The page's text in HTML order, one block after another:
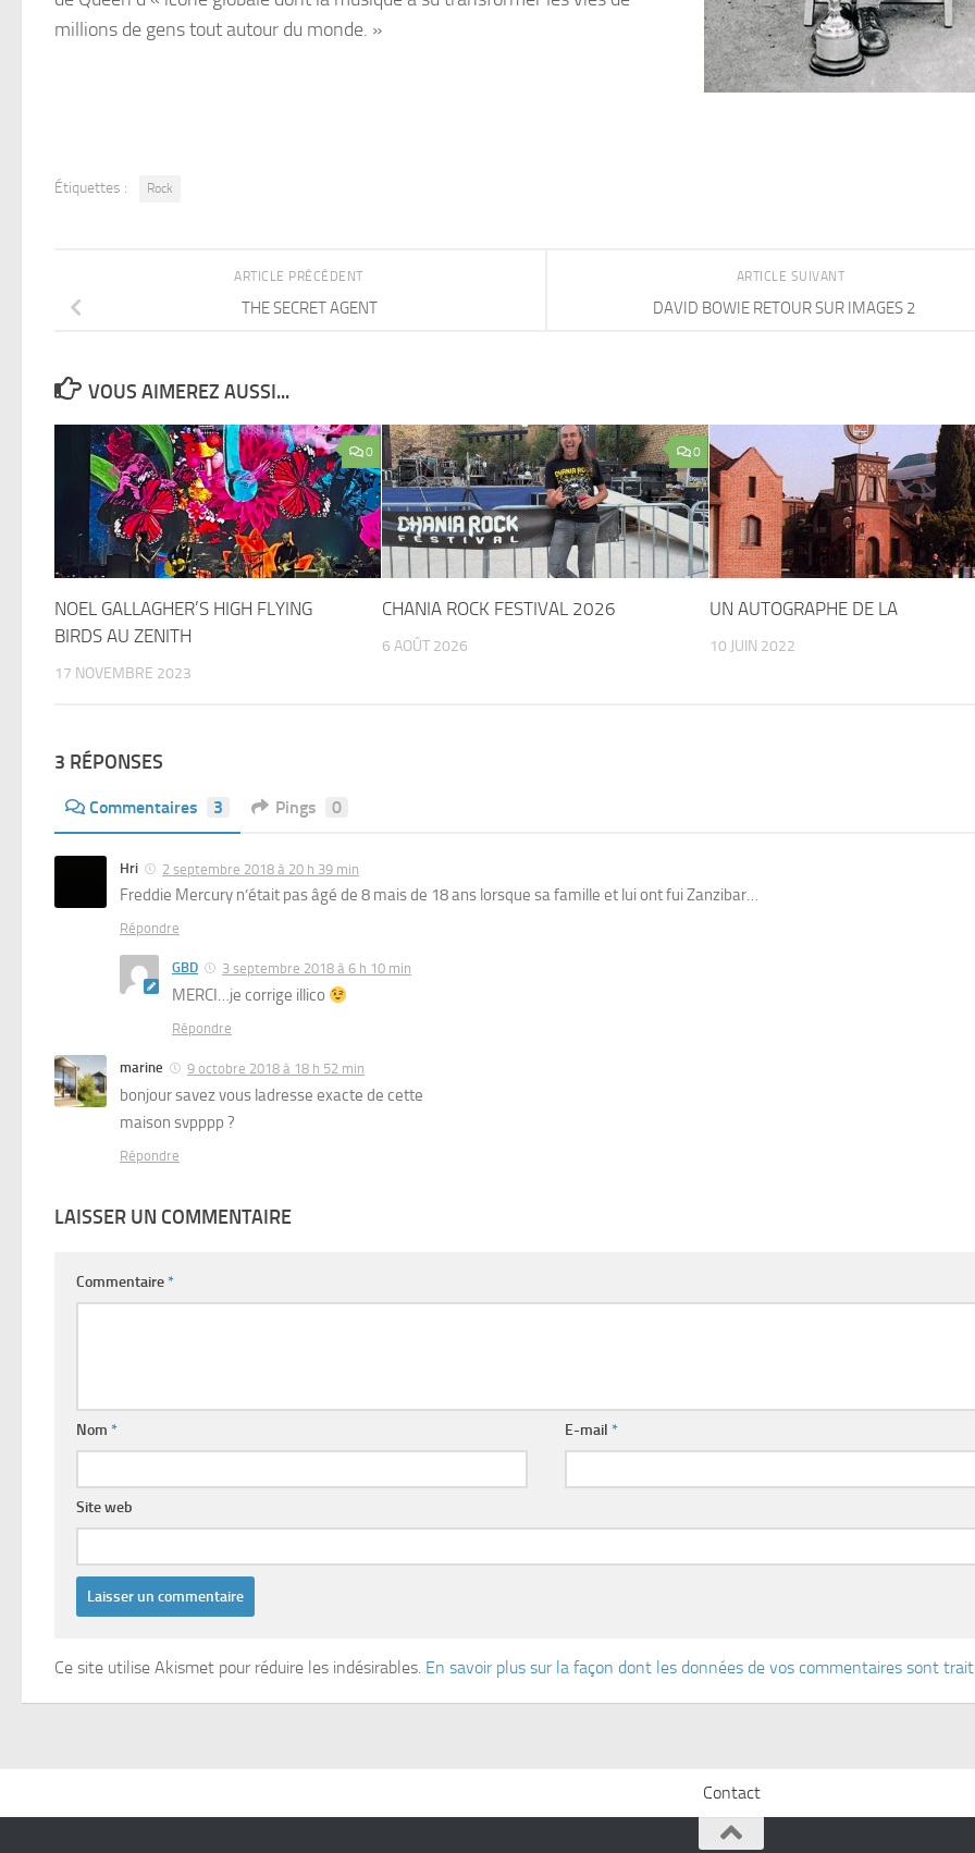
millions de gens tout autour du monde. »
Étiquettes : Rock
ARTICLE SUIVANT
DAVID BOWIE RETOUR SUR IMAGES 2
ARTICLE PRÉCÉDENT
THE SECRET AGENT
VOUS AIMEREZ AUSSI...
0
NOEL GALLAGHER’S HIGH FLYING
BIRDS AU ZENITH
17 NOVEMBRE 2023
0
CHANIA ROCK FESTIVAL 2026
6 AOÛT 2026
UN AUTOGRAPHE DE LA
10 JUIN 2022
3 RÉPONSES
Commentaires 3 Pings 0
Hri 2 septembre 2018 à 20 h 39 min
Freddie Mercury n’était pas âgé de 8 mais de 18 ans lorsque sa famille et lui ont fui Zanzibar…
Répondre
GBD 3 septembre 2018 à 6 h 10 min
MERCI…je corrige illico
Répondre
marine 9 octobre 2018 à 18 h 52 min
bonjour savez vous ladresse exacte de cette
maison svpppp ?
Répondre
LAISSER UN COMMENTAIRE
Commentaire*
Nom * E-mail*
Site web
Ce site utilise Akismet pour réduire les indésirables. En savoir plus sur la façon dont les données de vos commentaires sont
Contact